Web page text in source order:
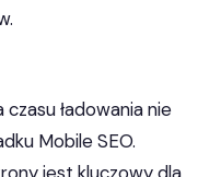
ładowania nie
Mobile SEO.